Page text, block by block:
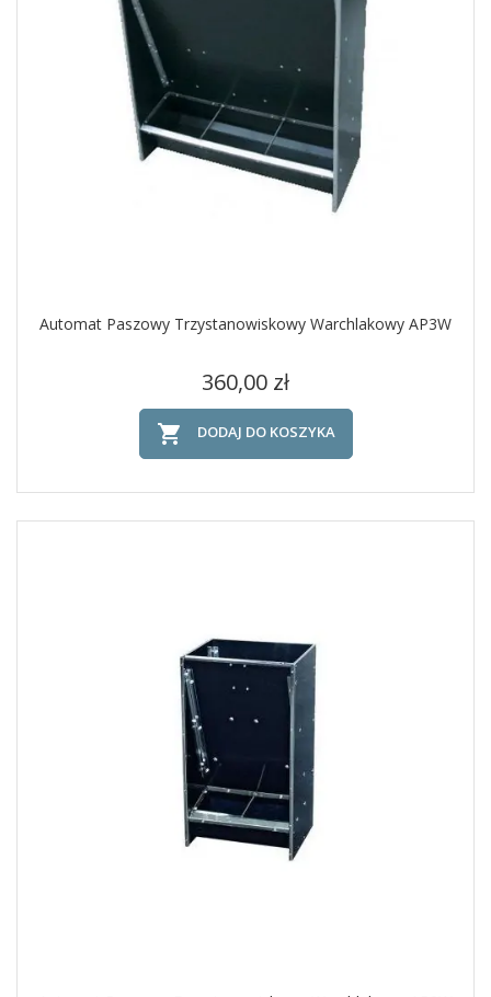
Automat Paszowy Trzystanowiskowy Warchlakowy AP3W
Cena
360,00 zł
 DODAJ DO KOSZYKA